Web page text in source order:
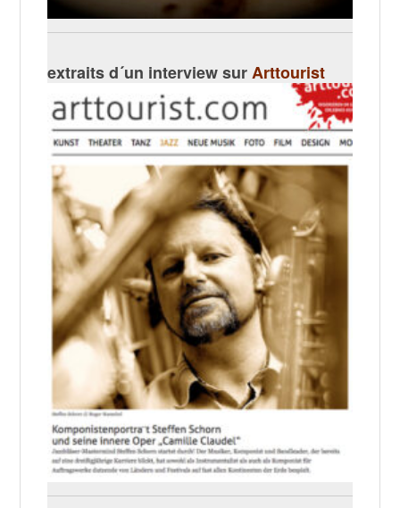
extraits d´un interview sur Arttourist